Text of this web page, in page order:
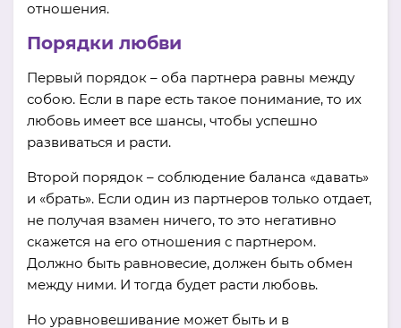
отношения.
Порядки любви
Первый порядок – оба партнера равны между
собою. Если в паре есть такое понимание, то их
любовь имеет все шансы, чтобы успешно
развиваться и расти.
Второй порядок – соблюдение баланса «давать»
и «брать». Если один из партнеров только отдает,
не получая взамен ничего, то это негативно
скажется на его отношения с партнером.
Должно быть равновесие, должен быть обмен
между ними. И тогда будет расти любовь.
Но уравновешивание может быть и в